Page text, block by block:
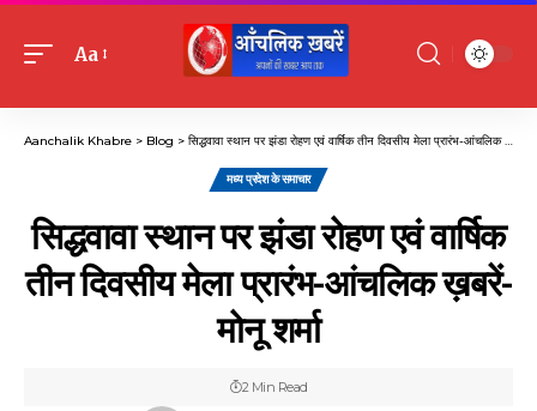
Font
Aa
Aanchalik Khabre > Blog > सिद्धवावा स्थान पर झंडा रोहण एवं वार्षिक तीन दिवसीय मेला प्रारंभ-आंचलिक ख़बरें-मोनू शर्मा
मध्य प्रदेश के समाचार
सिद्धवावा स्थान पर झंडा रोहण एवं वार्षिक
तीन दिवसीय मेला प्रारंभ-आंचलिक ख़बरें-
मोनू शर्मा
2 Min Read